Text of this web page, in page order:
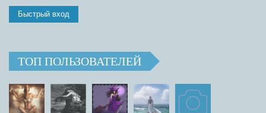
ТОП ПОЛЬЗОВАТЕЛЕЙ